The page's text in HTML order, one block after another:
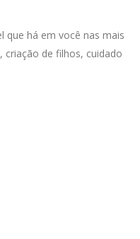
que há em você nas mais
de filhos, cuidado